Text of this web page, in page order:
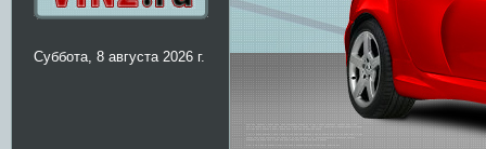
Суббота, 8 августа 2026 г.